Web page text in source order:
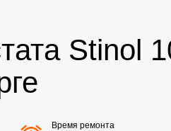
Stinol
Время ремонта